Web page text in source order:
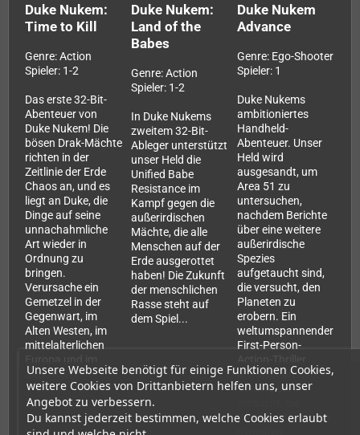
Unsere Webseite benötigt für einige Funktionen Cookies,
weitere Cookies von Drittanbietern helfen uns, unser
Angebot zu verbessern.
Du kannst jederzeit bestimmen, welche Cookies erlaubt
Duke Nukem:
Time to Kill
Genre: Action
Spieler: 1-2
Das erste 32-Bit-
Abenteuer von
Duke Nukem! Die
bösen Drak-Mächte
richten in der
Zeitlinie der Erde
Chaos an, und es
liegt an Duke, die
Dinge auf seine
unnachahmliche
Art wieder in
Ordnung zu
bringen.
Verursache ein
Gemetzel in der
Gegenwart, im
Alten Westen, im
mittelalterlichen
alten Rom!
Duke Nukem:
Land of the
Babes
Genre: Action
Spieler: 1-2
In Duke Nukems
zweitem 32-Bit-
Ableger unterstützt
unser Held die
Unified Babe
Resistance im
Kampf gegen die
außerirdischen
Mächte, die alle
Menschen auf der
Erde ausgerottet
haben! Die Zukunft
der menschlichen
Rasse steht auf
dem Spiel...
Duke Nukem
Advance
Genre: Ego-Shooter
Spieler: 1
Duke Nukems
ambitioniertes
Handheld-
Abenteuer. Unser
Held wird
ausgesandt, um
Area 51 zu
untersuchen,
nachdem Berichte
über eine weitere
außerirdische
Spezies
aufgetaucht sind,
die versucht, den
Planeten zu
erobern. Ein
weltumspannender
First-Person-
erwartet unseren
Helden, der
Wahrheit hinter der